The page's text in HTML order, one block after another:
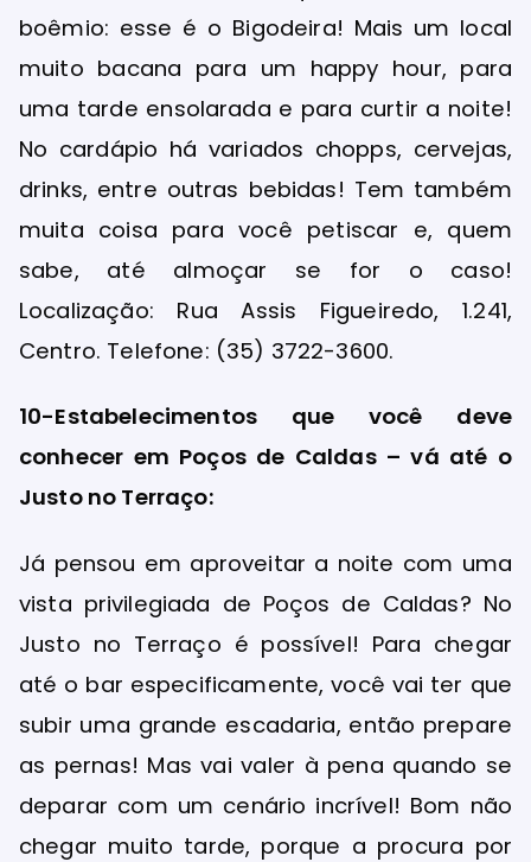
boêmio: esse é o Bigodeira! Mais um local
muito bacana para um happy hour, para
uma tarde ensolarada e para curtir a noite!
No cardápio há variados chopps, cervejas,
drinks, entre outras bebidas! Tem também
muita coisa para você petiscar e, quem
sabe, até almoçar se for o caso!
Localização: Rua Assis Figueiredo, 1.241,
Centro. Telefone: (35) 3722-3600.
10-Estabelecimentos que você deve
conhecer em Poços de Caldas – vá até o
Justo no Terraço:
Já pensou em aproveitar a noite com uma
vista privilegiada de Poços de Caldas? No
Justo no Terraço é possível! Para chegar
até o bar especificamente, você vai ter que
subir uma grande escadaria, então prepare
as pernas! Mas vai valer à pena quando se
deparar com um cenário incrível! Bom não
chegar muito tarde, porque a procura por